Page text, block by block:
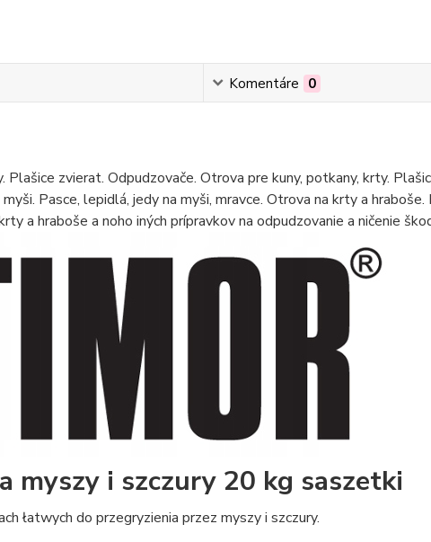
Komentáre 0
zvierat. Odpudzovače. Otrova pre kuny, potkany, krty.
Pasce, lepidlá, jedy na myši, mravce. Otrova na krty a
a hraboše a noho iných prípravkov na odpudzovanie a ničenie
myszy i szczury 20 kg saszetki
łatwych do przegryzienia przez myszy i szczury.